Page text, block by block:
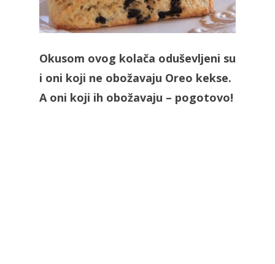
Okusom ovog kolača oduševljeni su
i oni koji ne obožavaju Oreo kekse.
A oni koji ih obožavaju – pogotovo!